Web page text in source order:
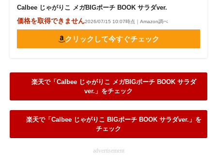
Calbee じゃがりこ メガBIGポーチ BOOK サラダver.
価格を取得できません2026/07/15 10:07時点｜Amazon調べ
クリックして今すぐチェック
楽天で「Calbee じゃがりこ メガBIGポーチ BOOK サラダ
ver.」をチェック
楽天で「Calbee じゃがりこ BIGポーチ BOOK サラダver.」を
チェック
advertisement